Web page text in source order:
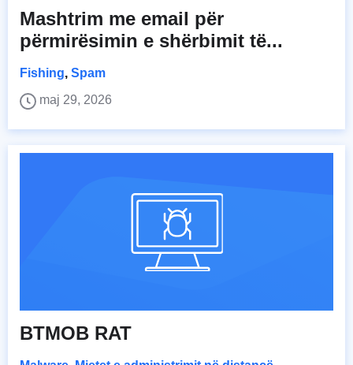
Mashtrim me email për
përmirësimin e shërbimit të...
Fishing, Spam
maj 29, 2026
BTMOB RAT